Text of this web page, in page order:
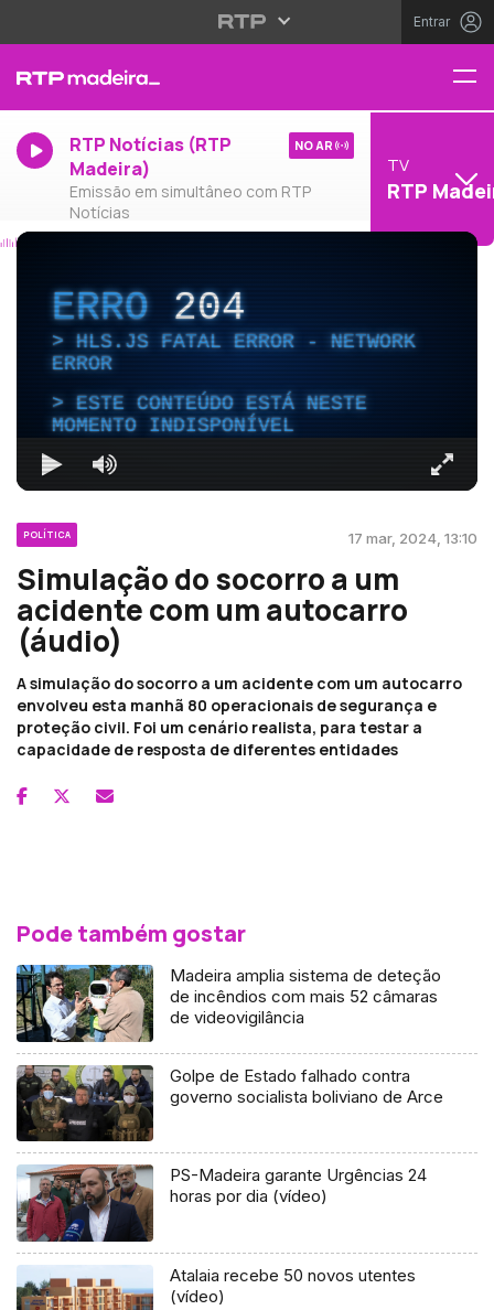
Entrar
RTP Notícias (RTP
Madeira)
Emissão em simultâneo com RTP
Notícias
NO AR
TV
RTP
ERRO204
HLS.JS FATAL ERROR - NETWORK
ERROR
ESTE CONTEÚDO ESTÁ NESTE
MOMENTO INDISPONÍVEL
POLÍTICA 17 mar, 2024, 13:10
Simulação do socorro a um
acidente com um autocarro
(áudio)
A simulação do socorro a um acidente com um autocarro
envolveu esta manhã 80 operacionais de segurança e
proteção civil. Foi um cenário realista, para testar a
capacidade de resposta de diferentes entidades
Pode também gostar
Madeira amplia sistema de deteção
de incêndios com mais 52 câmaras
de videovigilância
Golpe de Estado falhado contra
governo socialista boliviano de Arce
PS-Madeira garante Urgências 24
horas por dia (vídeo)
Atalaia recebe 50 novos utentes
(vídeo)